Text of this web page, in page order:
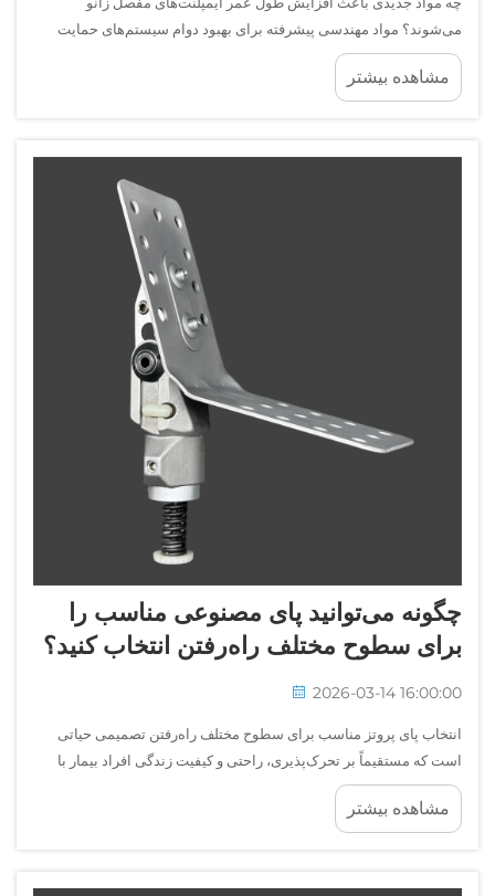
می‌شوند؟ مواد مهندسی پیشرفته برای بهبود دوام سیستم‌های حمایت
خارجی مفصل زانو؛ نوآوری در مواد برای تجهیزات توانبخشی با عملکرد
بالا در ایجاد ثبات مفصل زانو...
مشاهده بیشتر
چگونه می‌توانید پای مصنوعی مناسب را
برای سطوح مختلف راه‌رفتن انتخاب کنید؟
2026-03-14 16:00:00
انتخاب پای پروتز مناسب برای سطوح مختلف راه‌رفتن تصمیمی حیاتی
است که مستقیماً بر تحرک‌پذیری، راحتی و کیفیت زندگی افراد بیمار با
قطع عضو تأثیر می‌گذارد. فرآیند انتخاب شامل درک نحوه عملکرد
طرح‌های مختلف پای پروتز در شرایط گوناگون است...
مشاهده بیشتر